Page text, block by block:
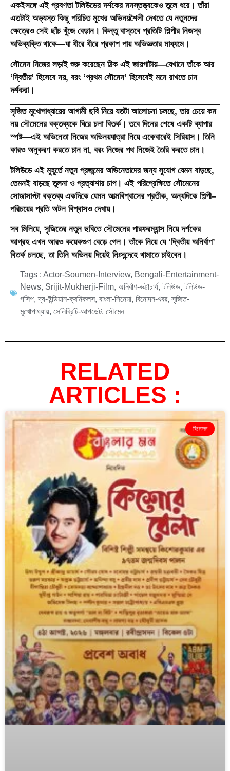
একইসঙ্গে এই প্রবণতা টলিউডের দর্শকের মনস্তত্ত্বকেও তুলে ধরে। তাঁরা
এতটাই অভ্যস্ত কিছু পরিচিত মুখের অভিনয়শৈলী দেখতে যে নতুনদের
ক্ষেত্রেও সেই ছাঁচ খুঁজে বেড়ান। কিন্তু বাস্তবে প্রতিটি শিল্পীর নিজস্ব
অভিব্যক্তি থাকে—যা ধীরে ধীরে প্রকাশ পায় অভিজ্ঞতার মাধ্যমে।
সৌমেন নিজের লড়াই শুরু করেছেন ঠিক এই জায়গাটায়—যেখানে তাঁকে আর
‘দ্বিতীয়’ হিসেবে নয়, বরং ‘প্রথম সৌমেন’ হিসেবেই মনে রাখতে চান
দর্শকরা।
সৃজিত মুখোপাধ্যায়ের আগামী ছবি নিয়ে যতটা আলোচনা চলছে, তার চেয়ে কম
নয় সৌমেনের বক্তব্যকে ঘিরে চলা বিতর্ক। তবে দিনের শেষে একটি ব্যাপার
স্পষ্ট—এই অভিনেতা নিজের অভিনয়যাত্রা নিয়ে একেবারেই সিরিয়াস। তিনি
কারও অনুকরণ করতে চান না, বরং নিজের পথ নিজেই তৈরি করতে চান।
টলিউডে এই মুহূর্তে নতুন প্রজন্মের অভিনেতাদের জন্য সুযোগ যেমন বাড়ছে,
তেমনই বাড়ছে তুলনা ও প্রত্যাশার চাপ। এই পরিপ্রেক্ষিতে সৌমেনের
সোজাসাপ্টা বক্তব্য একদিকে যেমন আত্মবিশ্বাসের প্রতীক, অন্যদিকে শিল্পী–
পরিচয়ের প্রতি অটল বিশ্বাসও দেখায়।
সব মিলিয়ে, সৃজিতের নতুন ছবিতে সৌমেনের পারফরম্যান্স নিয়ে দর্শকের
আগ্রহ এখন আরও কয়েকগুণ বেড়ে গেল। তাঁকে নিয়ে যে ‘দ্বিতীয় অনির্বাণ’
বিতর্ক চলছে, তা তিনি অভিনয় দিয়েই নিঃসন্দেহে থামাতে চাইবেন।
Tags : Actor-Soumen-Interview, Bengali-Entertainment-
News, Srijit-Mukherji-Film, অনির্বাণ-ভট্টাচার্য,টলিউড,টলিউড-
গসিপ,দ্য-ইন্ডিয়ান-ক্রনিকলস, বাংলা-সিনেমা, বিনোদন-খবর, সৃজিত-
মুখোপাধ্যায়, সেলিব্রিটি-আপডেট, সৌমেন
RELATED
ARTICLES :
বিনোদন